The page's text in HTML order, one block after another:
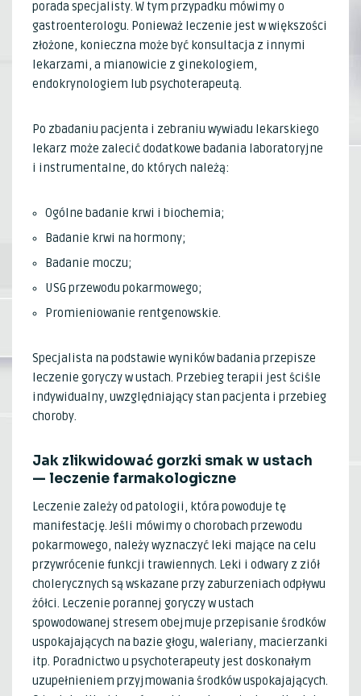
porada specjalisty. W tym przypadku mówimy o
gastroenterologu. Ponieważ leczenie jest w większości
złożone, konieczna może być konsultacja z innymi
lekarzami, a mianowicie z ginekologiem,
endokrynologiem lub psychoterapeutą.
Po zbadaniu pacjenta i zebraniu wywiadu lekarskiego
lekarz może zalecić dodatkowe badania laboratoryjne
i instrumentalne, do których należą:
Ogólne badanie krwi i biochemia;
Badanie krwi na hormony;
Badanie moczu;
USG przewodu pokarmowego;
Promieniowanie rentgenowskie.
Specjalista na podstawie wyników badania przepisze
leczenie goryczy w ustach. Przebieg terapii jest ściśle
indywidualny, uwzględniający stan pacjenta i przebieg
choroby.
Jak zlikwidować gorzki smak w ustach
— leczenie farmakologiczne
Leczenie zależy od patologii, która powoduje tę
manifestację. Jeśli mówimy o chorobach przewodu
pokarmowego, należy wyznaczyć leki mające na celu
przywrócenie funkcji trawiennych. Leki i odwary z ziół
cholerycznych są wskazane przy zaburzeniach odpływu
żółci. Leczenie porannej goryczy w ustach
spowodowanej stresem obejmuje przepisanie środków
uspokajających na bazie głogu, waleriany, macierzanki
itp. Poradnictwo u psychoterapeuty jest doskonałym
uzupełnieniem przyjmowania środków uspokajających.